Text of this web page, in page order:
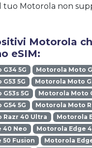
tuo Motorola non
Motorola
eSIM:
5G
Motorola Moto
5G
Motorola Moto
5G
Motorola Moto
5G
Motorola Moto
Razr 40 Ultra
Motorola
40 Neo
Motorola Edge
50 Fusion
Motorola